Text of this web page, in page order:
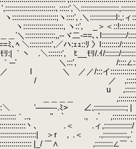
､:::::',＼
ヽ::::', .＼:::::::::::::l:,:ィ
::::::::::::::::::::, ヽ::', _＞＜
'＼:::::::::::::::,,-‐ヾ二-==､､l::::::::::::/
ﾐ､ﾍ ＼:::::::::::',／ハ:ｪｭ::ﾘ 〉l:::::::::/
｀ヽ .＼:::::::', ﾋ__ﾓﾘ/.ｲ/:::::::/
｀─' ＼:::', /
l ＼ ／／/:::イ
/ ／
ﾍ u ,:::::::::::::::::;／／!
ヽ ＿＿＿＿
＼ '───--.ﾐ> ∠,::::::::::::::::; |
｀..､ " ` ., .´ ,:::::::::::::::/
丶､ .＜ .ィ
＞r , .＜
|_/ ￣∧ ,:::::::::∠￣｀